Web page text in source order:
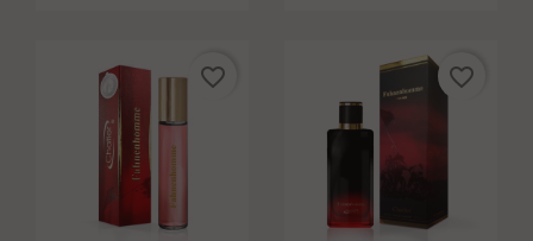
favorite_border favorite_border